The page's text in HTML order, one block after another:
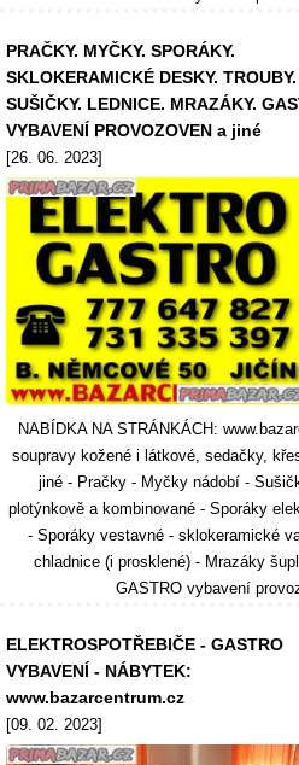
PRAČKY. MYČKY. SPORÁKY.
SKLOKERAMICKÉ DESKY. TROUBY.
SUŠIČKY. LEDNICE. MRAZÁKY.
VYBAVENÍ PROVOZOVEN a jiné
[26. 06. 2023]
NABÍDKA NA STRÁNKÁCH:
soupravy kožené i látkové, sedačky,
jiné - Pračky - Myčky nádobí -
plotýnkově a kombinované - Sporáky
- Sporáky vestavné - sklokeramické
chladnice (i prosklené) - Mrazáky
GASTRO vybavení
ELEKTROSPOTŘEBIČE - GASTRO
VYBAVENÍ - NÁBYTEK:
www.bazarcentrum.cz
[09. 02. 2023]